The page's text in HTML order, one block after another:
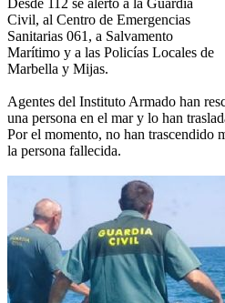
Desde 112 se alertó a la Guardia
Civil, al Centro de Emergencias
Sanitarias 061, a Salvamento
Marítimo y a las Policías Locales de
Marbella y Mijas.
Agentes del Instituto Armado han
una persona en el mar y lo han
Por el momento, no han trascendido
la persona fallecida.